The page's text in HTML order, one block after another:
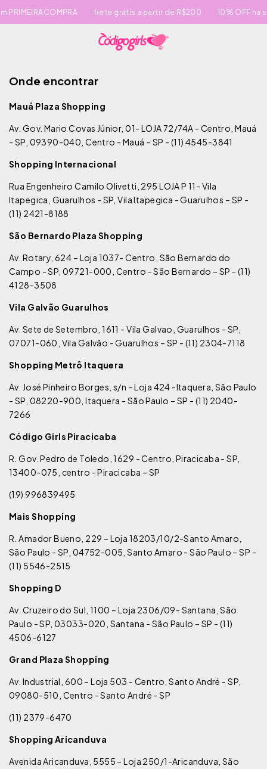
frete grátis a partir de R$200 10% OFF na
Onde encontrar
Mauá Plaza Shopping
Av. Gov. Mario Covas Júnior, 01- LOJA 72/74A - Centro, Mau
- SP, 09390-040, Centro - Mauá – SP - (11) 4545-3841
Shopping Internacional
Rua Engenheiro Camilo Olivetti, 295 LOJA P 11- Vila
Itapegica, Guarulhos - SP, Vila Itapegica - Guarulhos – SP -
(11) 2421-8188
São Bernardo Plaza Shopping
Av. Rotary, 624 – Loja 1037- Centro, São Bernardo do
Campo - SP, 09721-000, Centro - São Bernardo – SP - (11)
4128-3508
Vila Galvão Guarulhos
Av. Sete de Setembro, 1611 - Vila Galvao, Guarulhos - SP,
07071-060, Vila Galvão - Guarulhos – SP - (11) 2304-7118
Shopping Metrô Itaquera
Av. José Pinheiro Borges, s/n – Loja 424 -Itaquera, São Paulo
- SP, 08220-900, Itaquera - São Paulo – SP - (11) 2040-
7266
Código Girls Piracicaba
R. Gov. Pedro de Toledo, 1629 - Centro, Piracicaba - SP,
13400-075, centro - Piracicaba – SP
(19) 996839495
Mais Shopping
R. Amador Bueno, 229 – Loja 18203/10/2-Santo Amaro,
São Paulo - SP, 04752-005, Santo Amaro - São Paulo – SP -
(11) 5546-2515
Shopping D
Av. Cruzeiro do Sul, 1100 – Loja 2306/09- Santana, São
Paulo - SP, 03033-020, Santana - São Paulo – SP - (11)
4506-6127
Grand Plaza Shopping
Av. Industrial, 600 – Loja 503 - Centro, Santo André - SP,
09080-510, Centro - Santo André - SP
(11) 2379-6470
Shopping Aricanduva
Avenida Aricanduva, 5555 – Loja 250/1-Aricanduva, São